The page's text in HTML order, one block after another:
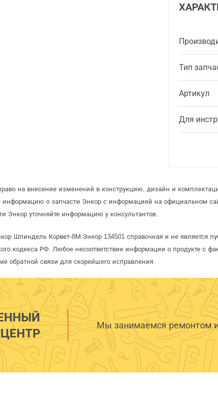
Тип
Артикул
Для
на внесение изменений в конструкцию, дизайн и
информацию о запчасти Энкор с информацией на официальном
Энкор уточняйте информацию у консультантов.
Шпиндель Корвет-8М Энкор 134501 справочная и не является
кодекса РФ. Любое несоответствие информации о продукте с
обратной связи для скорейшего исправления.
Мы занимаемся ремонтом